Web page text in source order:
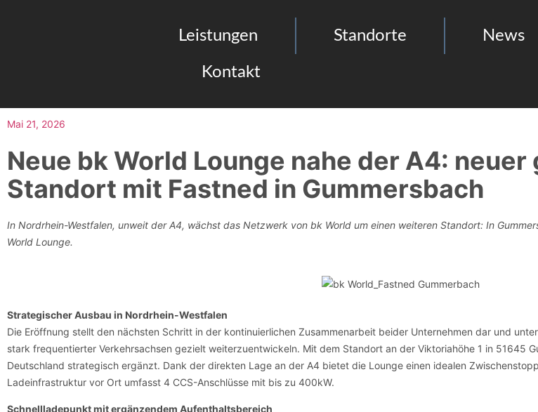
Leistungen Standorte News
Kontakt
Mai 21, 2026
Neue bk World Lounge nahe der A4:
Standort mit Fastned in Gummersbach
In Nordrhein-Westfalen, unweit der A4, wächst das Netzwerk von bk World um einen weiteren Standort: In
World Lounge.
Strategischer Ausbau in Nordrhein-Westfalen
Die Eröffnung stellt den nächsten Schritt in der kontinuierlichen Zusammenarbeit beider Unternehmen dar und
stark frequentierter Verkehrsachsen gezielt weiterzuentwickeln. Mit dem Standort an der Viktoriahöhe 1 in 51645
Deutschland strategisch ergänzt. Dank der direkten Lage an der A4 bietet die Lounge einen idealen
Ladeinfrastruktur vor Ort umfasst 4 CCS-Anschlüsse mit bis zu 400kW.
Schnellladepunkt mit ergänzendem Aufenthaltsbereich